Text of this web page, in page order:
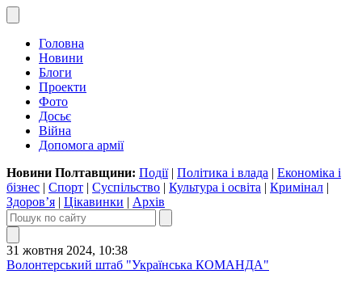
Головна
Новини
Блоги
Проекти
Фото
Досьє
Війна
Допомога армії
Новини Полтавщини: Події| Політика і влада | Економіка і
бізнес | Спорт | Суспільство | Культура і освіта | Кримінал |
Здоров’я | Цікавинки | Архів
31 жовтня 2024, 10:38
Волонтерський штаб "Українська КОМАНДА"